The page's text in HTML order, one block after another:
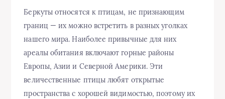
Беркуты относятся к птицам, не признающим
границ — их можно встретить в разных уголках
нашего мира. Наиболее привычные для них
ареалы обитания включают горные районы
Европы, Азии и Северной Америки. Эти
величественные птицы любят открытые
пространства с хорошей видимостью, поэтому их